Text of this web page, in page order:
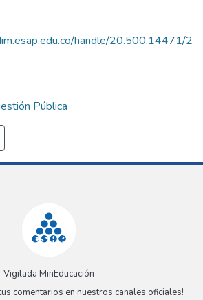
handle/20.500.14471/2
Pública
Vigilada MinEducación
comentarios en nuestros canales oficiales!